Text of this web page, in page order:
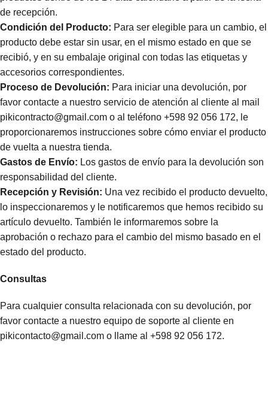
de recepción.
Condición del Producto: Para ser elegible para un cambio, el
producto debe estar sin usar, en el mismo estado en que se
recibió, y en su embalaje original con todas las etiquetas y
accesorios correspondientes.
Proceso de Devolución: Para iniciar una devolución, por
favor contacte a nuestro servicio de atención al cliente al mail
pikicontracto@gmail.com o al teléfono +598 92 056 172, le
proporcionaremos instrucciones sobre cómo enviar el producto
de vuelta a nuestra tienda.
Gastos de Envío: Los gastos de envío para la devolución son
responsabilidad del cliente.
Recepción y Revisión: Una vez recibido el producto devuelto,
lo inspeccionaremos y le notificaremos que hemos recibido su
artículo devuelto. También le informaremos sobre la
aprobación o rechazo para el cambio del mismo basado en el
estado del producto.
Consultas
Para cualquier consulta relacionada con su devolución, por
favor contacte a nuestro equipo de soporte al cliente en
pikicontacto@gmail.com o llame al +598 92 056 172.